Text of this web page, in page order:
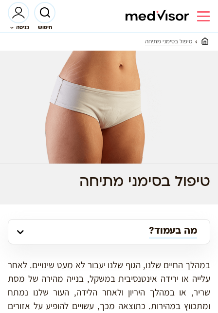
חיפוש כניסה
טיפול בסימני מתיחה
טיפול בסימני מתיחה
מה בעמוד?
במהלך החיים שלנו, הגוף שלנו יעבור לא מעט שינויים. לאחר
עלייה או ירידה אינטנסיבית במשקל, בנייה מהירה של מסת
שריר, או במהלך היריון ולאחר הלידה, העור שלנו נמתח
ומתכווץ במהירות. כתוצאה מכך, עשויים להופיע על אזורים